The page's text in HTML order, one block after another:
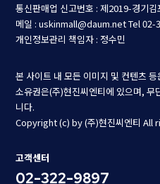
통신판매업 신고번호 : 제2019-경기
메일 : uskinmall@daum.netTel 02-
개인정보관리 책임자 : 정수민
본 사이트 내 모든 이미지 및 컨텐츠
소유권은(주)현진씨엔티에 있으며, 무
니다.
Copyright (c) by (주)현진씨엔티 All
고객센터
02-322-9897